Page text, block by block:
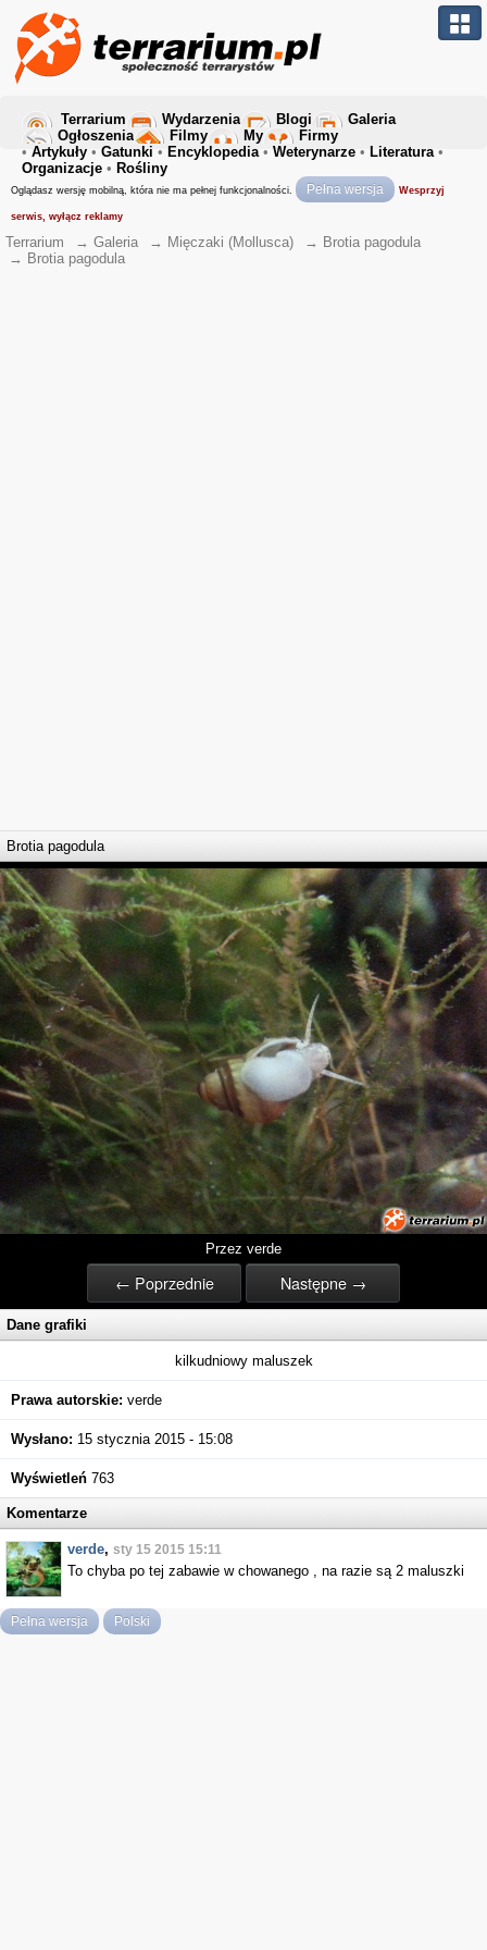
Terrarium Wydarzenia Blogi
Galeria
Ogłoszenia
Filmy My
Firmy
• Artykuły • Gatunki • Encyklopedia• Weterynarze • Literatura•
Organizacje • Rośliny
Oglądasz wersję mobilną, która nie ma pełnej funkcjonalności. Pełna wersja Wesprzyj
serwis, wyłącz reklamy
Terrarium → Galeria → Mięczaki (Mollusca) → Brotia pagodula
→ Brotia pagodula
Brotia pagodula
Przez verde
← Poprzednie Następne →
Dane grafiki
kilkudniowy maluszek
Prawa autorskie: verde
Wysłano: 15 stycznia 2015 - 15:08
Wyświetleń 763
Komentarze
verde, sty 15 2015 15:11
To chyba po tej zabawie w chowanego , na razie są 2 maluszki
Pełna wersja Polski